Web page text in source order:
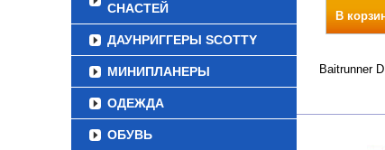
СНАСТЕЙ
ДАУНРИГГЕРЫ SCOTTY
МИНИПЛАНЕРЫ
ОДЕЖДА
ОБУВЬ
В
Baitrunner